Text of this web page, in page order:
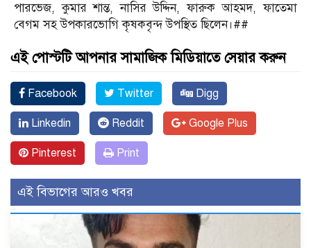
পারভেজ, কুমার শান্ত, নাসির উদ্দিন, ফারুক আহমদ, ফাতেমা
বেগম সহ উপকারভোগি কৃষকবৃন্দ উপস্থিত ছিলেন।##
এই পোস্টটি আপনার সামাজিক মিডিয়াতে সেয়ার করুন
Facebook Twitter Digg
Linkedin Reddit Google Plus
Pinterest Print
এই বিভাগের আরও খবর